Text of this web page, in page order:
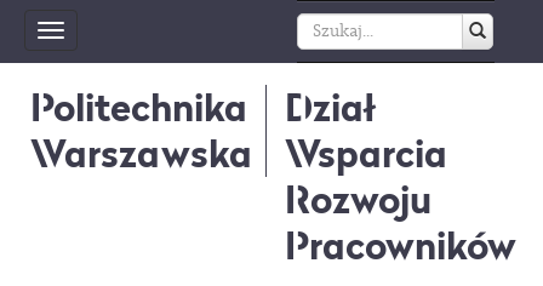
Toggle
navigation
Politechnika
Warszawska
Dział
Wsparcia
Rozwoju
Pracowników